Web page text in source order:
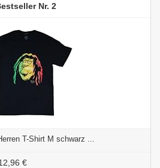
2
T-Shirt M schwarz ...
€